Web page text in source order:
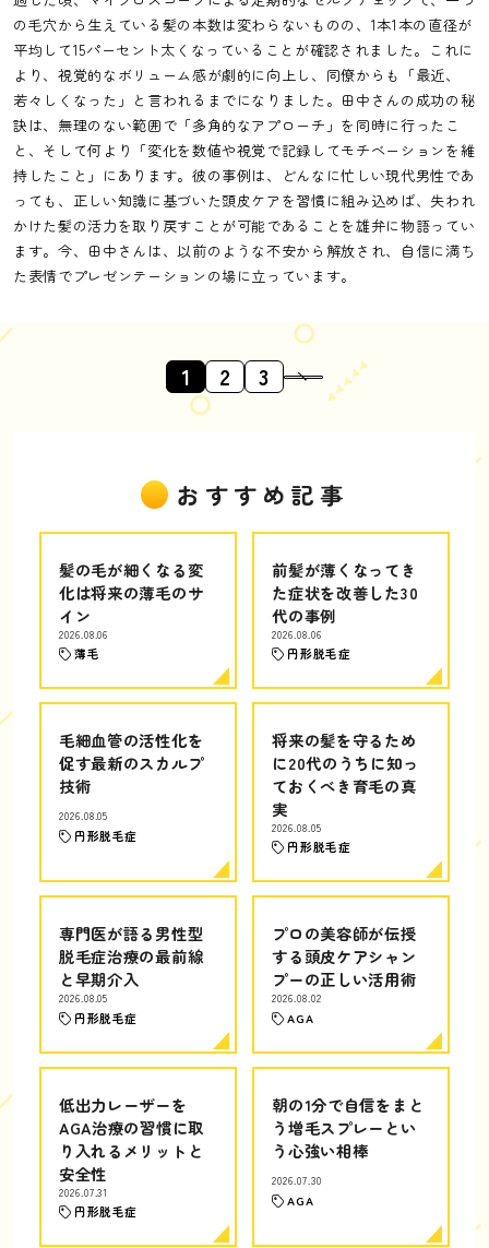
の毛穴から生えている髪の本数は変わらないものの、1本1本の直径が
平均して15パーセント太くなっていることが確認されました。これに
より、視覚的なボリューム感が劇的に向上し、同僚からも「最近、
若々しくなった」と言われるまでになりました。田中さんの成功の秘
訣は、無理のない範囲で「多角的なアプローチ」を同時に行ったこ
と、そして何より「変化を数値や視覚で記録してモチベーションを維
持したこと」にあります。彼の事例は、どんなに忙しい現代男性であ
っても、正しい知識に基づいた頭皮ケアを習慣に組み込めば、失われ
かけた髪の活力を取り戻すことが可能であることを雄弁に物語ってい
ます。今、田中さんは、以前のような不安から解放され、自信に満ち
た表情でプレゼンテーションの場に立っています。
1 2 3
おすすめ記事
髪の毛が細くなる変
化は将来の薄毛のサ
イン
2026.08.06
薄毛
前髪が薄くなってき
た症状を改善した30
代の事例
2026.08.06
円形脱毛症
毛細血管の活性化を
促す最新のスカルプ
技術
2026.08.05
円形脱毛症
将来の髪を守るため
に20代のうちに知っ
ておくべき育毛の真
実
2026.08.05
円形脱毛症
専門医が語る男性型
脱毛症治療の最前線
と早期介入
2026.08.05
円形脱毛症
プロの美容師が伝授
する頭皮ケアシャン
プーの正しい活用術
2026.08.02
AGA
低出力レーザーを
AGA治療の習慣に取
り入れるメリットと
安全性
2026.07.31
円形脱毛症
朝の1分で自信をまと
う増毛スプレーとい
う心強い相棒
2026.07.30
AGA